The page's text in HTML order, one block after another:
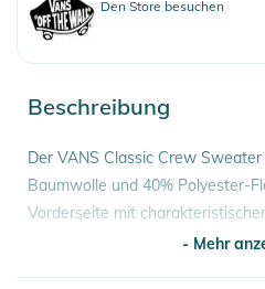
Den Store besuchen
Beschreibung
Der VANS Classic Crew
Baumwolle und 40% Polyester-
Vorderseite mit
- Mehr